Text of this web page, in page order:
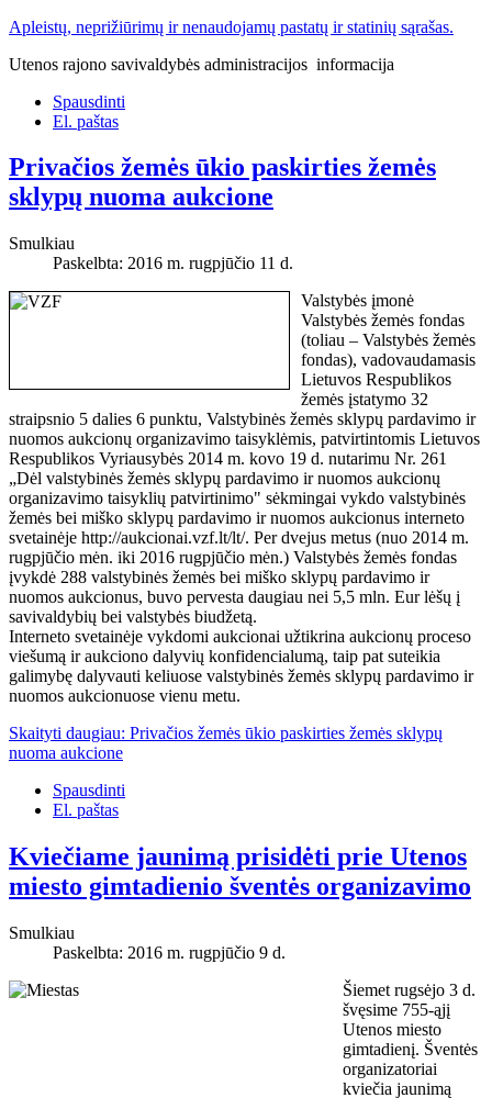
Apleistų, neprižiūrimų ir nenaudojamų pastatų ir statinių sąrašas.
Utenos rajono savivaldybės administracijos informacija
Spausdinti
El. paštas
Privačios žemės ūkio paskirties žemės
sklypų nuoma aukcione
Smulkiau
Paskelbta: 2016 m. rugpjūčio 11 d.
Valstybės įmonė
Valstybės žemės fondas
(toliau – Valstybės žemės
fondas), vadovaudamasis
Lietuvos Respublikos
žemės įstatymo 32
straipsnio 5 dalies 6 punktu, Valstybinės žemės sklypų pardavimo ir
nuomos aukcionų organizavimo taisyklėmis, patvirtintomis Lietuvos
Respublikos Vyriausybės 2014 m. kovo 19 d. nutarimu Nr. 261
„Dėl valstybinės žemės sklypų pardavimo ir nuomos aukcionų
organizavimo taisyklių patvirtinimo" sėkmingai vykdo valstybinės
žemės bei miško sklypų pardavimo ir nuomos aukcionus interneto
svetainėje http://aukcionai.vzf.lt/lt/. Per dvejus metus (nuo 2014 m.
rugpjūčio mėn. iki 2016 rugpjūčio mėn.) Valstybės žemės fondas
įvykdė 288 valstybinės žemės bei miško sklypų pardavimo ir
nuomos aukcionus, buvo pervesta daugiau nei 5,5 mln. Eur lėšų į
savivaldybių bei valstybės biudžetą.
Interneto svetainėje vykdomi aukcionai užtikrina aukcionų proceso
viešumą ir aukciono dalyvių konfidencialumą, taip pat suteikia
galimybę dalyvauti keliuose valstybinės žemės sklypų pardavimo ir
nuomos aukcionuose vienu metu.
Skaityti daugiau: Privačios žemės ūkio paskirties žemės sklypų
nuoma aukcione
Spausdinti
El. paštas
Kviečiame jaunimą prisidėti prie Utenos
miesto gimtadienio šventės organizavimo
Smulkiau
Paskelbta: 2016 m. rugpjūčio 9 d.
Šiemet rugsėjo 3 d.
švęsime 755-ąjį
Utenos miesto
gimtadienį. Šventės
organizatoriai
kviečia jaunimą